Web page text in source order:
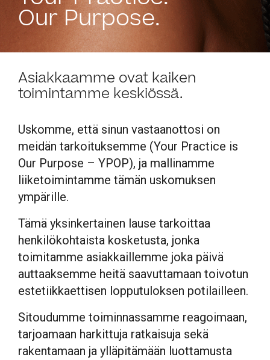
Our Purpose.
Asiakkaamme ovat kaiken
toimintamme keskiössä.
Uskomme, että sinun vastaanottosi on
meidän tarkoituksemme (Your Practice is
Our Purpose – YPOP), ja mallinamme
liiketoimintamme tämän uskomuksen
ympärille.
Tämä yksinkertainen lause tarkoittaa
henkilökohtaista kosketusta, jonka
toimitamme asiakkaillemme joka päivä
auttaaksemme heitä saavuttamaan toivotun
estetiikkaettisen lopputuloksen potilailleen.
Sitoudumme toiminnassamme reagoimaan,
tarjoamaan harkittuja ratkaisuja sekä
rakentamaan ja ylläpitämään luottamusta